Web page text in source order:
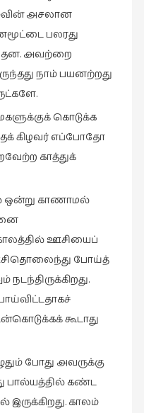
அசலான
பலரது
அவற்றை
நாம் பயனற்றது
கொடுக்க
கிழவர் எப்போதோ
காத்துக்
ஒன்று காணாமல்
காலத்தில் ஊசியைப்
ஊசிதொலைந்து போய்த்
கூடாது
போது அவருக்கு
பால்யத்தில் கண்ட
காலம்